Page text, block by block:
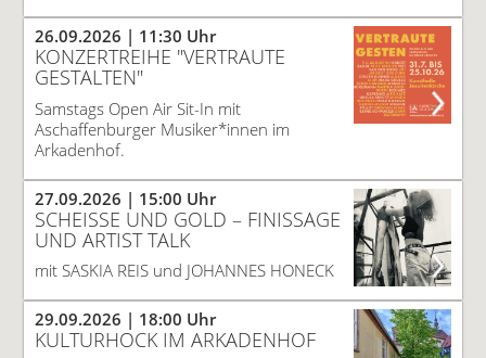
26.09.2026 | 11:30 Uhr
KONZERTREIHE "VERTRAUTE
GESTALTEN"
Samstags Open Air Sit-In mit
Aschaffenburger Musiker*innen im
Arkadenhof.
27.09.2026 | 15:00 Uhr
SCHEISSE UND GOLD – FINISSAGE U
ND ARTIST TALK
mit SASKIA REIS und JOHANNES HONECK
29.09.2026 | 18:00 Uhr
KULTURHOCK IM ARKADENHOF